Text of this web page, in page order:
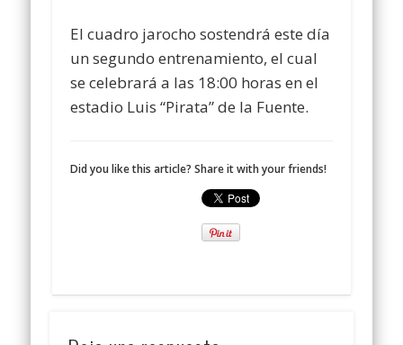
El cuadro jarocho sostendrá este día
un segundo entrenamiento, el cual
se celebrará a las 18:00 horas en el
estadio Luis “Pirata” de la Fuente.
Did you like this article? Share it with your friends!